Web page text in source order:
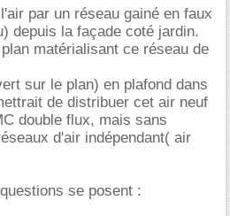
par un réseau gainé en faux
depuis la façade coté jardin.
matérialisant ce réseau de
sur le plan) en plafond dans
de distribuer cet air neuf
double flux, mais sans
d'air indépendant( air
se posent :